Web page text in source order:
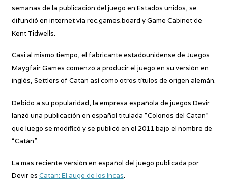
semanas de la publicación del juego en Estados unidos, se
difundió en internet vía rec.games.board y Game Cabinet de
Kent Tidwells.
Casi al mismo tiempo, el fabricante estadounidense de Juegos
Maygfair Games comenzó a producir el juego en su versión en
inglés, Settlers of Catan así como otros títulos de origen alemán.
Debido a su popularidad, la empresa española de juegos Devir
lanzó una publicación en español titulada “Colonos del Catan”
que luego se modificó y se publicó en el 2011 bajo el nombre de
“Catán”.
La mas reciente versión en español del juego publicada por
Devir es Catan: El auge de los Incas.